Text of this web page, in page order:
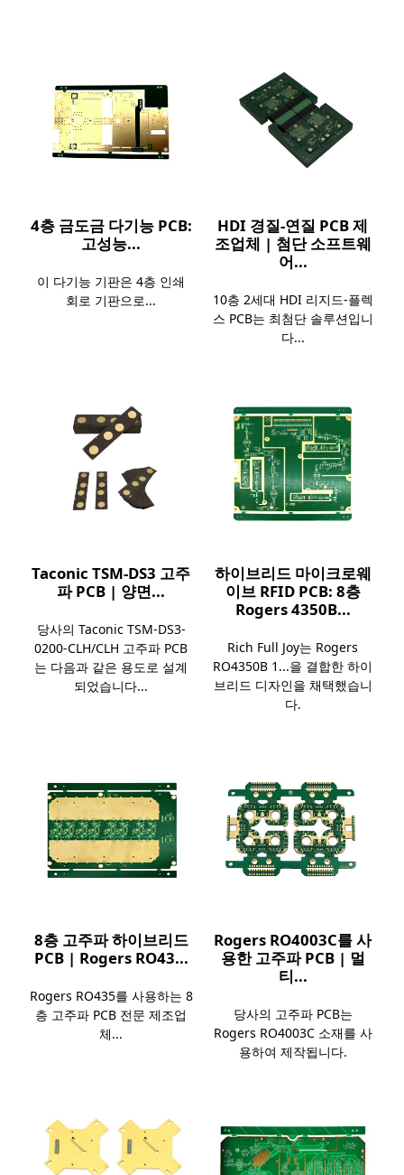
4층 금도금 다기능 PCB:
고성능...
이 다기능 기판은 4층 인쇄
회로 기판으로...
HDI 경질-연질 PCB 제
조업체 | 첨단 소프트웨
어...
10층 2세대 HDI 리지드-플렉
스 PCB는 최첨단 솔루션입니
다...
Taconic TSM-DS3 고주
파 PCB | 양면...
당사의 Taconic TSM-DS3-
0200-CLH/CLH 고주파 PCB
는 다음과 같은 용도로 설계
되었습니다...
하이브리드 마이크로웨
이브 RFID PCB: 8층
Rogers 4350B...
Rich Full Joy는 Rogers
RO4350B 1...을 결합한 하이
브리드 디자인을 채택했습니
다.
8층 고주파 하이브리드
PCB | Rogers RO43...
Rogers RO435를 사용하는 8
층 고주파 PCB 전문 제조업
체...
Rogers RO4003C를 사
용한 고주파 PCB | 멀
티...
당사의 고주파 PCB는
Rogers RO4003C 소재를 사
용하여 제작됩니다.